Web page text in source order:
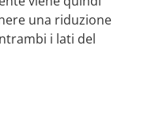
una riduzione
i lati del